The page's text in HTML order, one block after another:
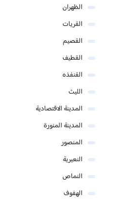
الظهران
القريات
القصيم
القطيف
القنفذه
الليث
المدينة الاقتصادية
المدينة المنورة
المنصور
النعيرية
النماص
الهفوف